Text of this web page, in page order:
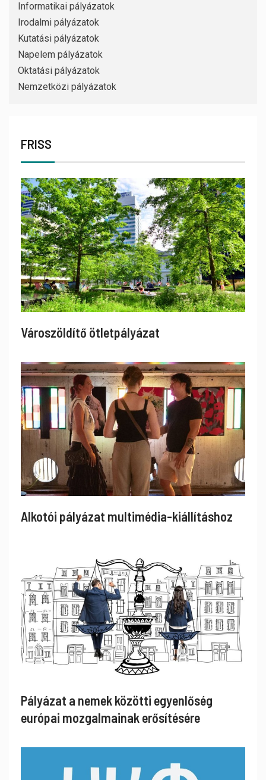
Informatikai pályázatok
Irodalmi pályázatok
Kutatási pályázatok
Napelem pályázatok
Oktatási pályázatok
Nemzetközi pályázatok
FRISS
Városzöldítő ötletpályázat
Alkotói pályázat multimédia-kiállításhoz
Pályázat a nemek közötti egyenlőség
európai mozgalmainak erősítésére